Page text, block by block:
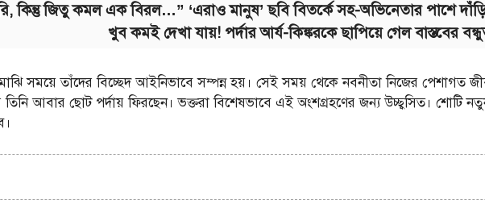
কিন্তু জিতু কমল এক বিরল…” ‘এরাও মানুষ’ ছবি বিতর্কে সহ-অভিনেতার পাশে
খুব কমই দেখা যায়! পর্দার আর্য-কিঙ্করকে ছাপিয়ে গেল বাস্তবের
সময়ে তাঁদের বিচ্ছেদ আইনিভাবে সম্পন্ন হয়। সেই সময় থেকে নবনীতা নিজের পেশাগত
তিনি আবার ছোট পর্দায় ফিরছেন। ভক্তরা বিশেষভাবে এই অংশগ্রহণের জন্য উচ্ছ্বসিত। শোটি